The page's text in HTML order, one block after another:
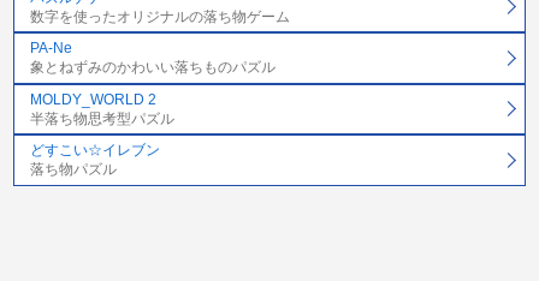
数字を使ったオリジナルの落ち物ゲーム
PA-Ne
象とねずみのかわいい落ちものパズル
MOLDY_WORLD 2
半落ち物思考型パズル
どすこい☆イレブン
落ち物パズル